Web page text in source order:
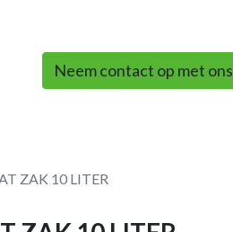
Neem contact op met ons
ZAK 10 LITER